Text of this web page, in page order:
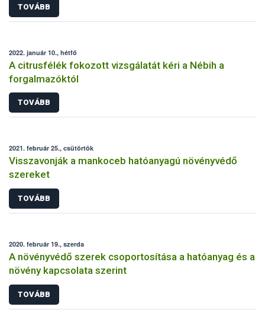
TOVÁBB
2022. január 10., hétfő
A citrusfélék fokozott vizsgálatát kéri a Nébih a
forgalmazóktól
TOVÁBB
2021. február 25., csütörtök
Visszavonják a mankoceb hatóanyagú növényvédő
szereket
TOVÁBB
2020. február 19., szerda
A növényvédő szerek csoportosítása a hatóanyag és a
növény kapcsolata szerint
TOVÁBB